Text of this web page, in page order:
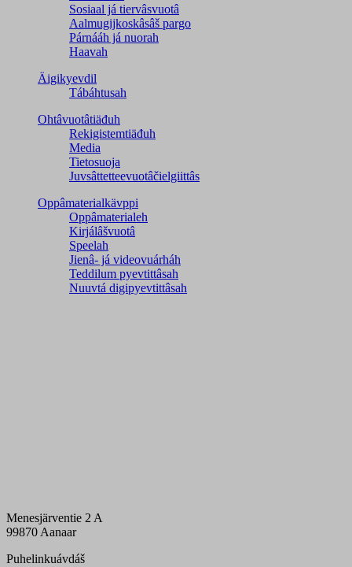
Sosiaal já tiervâsvuotâ
Aalmugijkoskâsâš pargo
Párnááh já nuorah
Haavah
Äigikyevdil
Tábáhtusah
Ohtâvuotâtiäđuh
Rekigistemtiäđuh
Media
Tietosuoja
Juvsâttetteevuotâčielgiittâs
Oppâmaterialkävppi
Oppâmaterialeh
Kirjálâšvuotâ
Speelah
Jienâ- já videovuárháh
Teddilum pyevtittâsah
Nuuvtá digipyevtittâsah
Menesjärventie 2 A
99870 Aanaar
Puhelinkuávdáš